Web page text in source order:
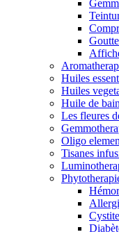
Huiles
Huiles
Huile de bain
Les fleures
Oligo
Tisanes
Cystite